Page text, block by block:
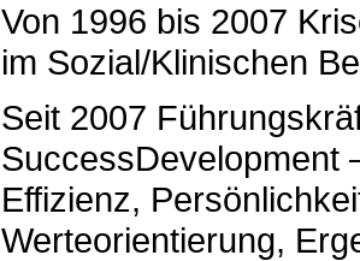
Von 1996 bis 2007
im Sozial/Klinischen
Seit 2007
SuccessDevelopment
Effizienz,
Werteorientierung,